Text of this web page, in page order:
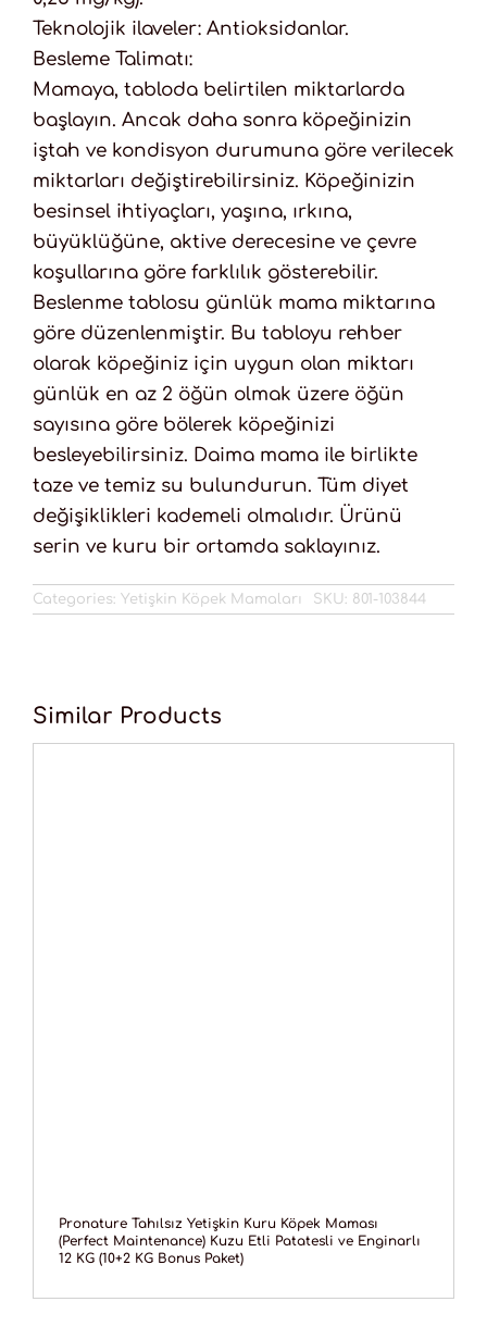
Teknolojik ilaveler: Antioksidanlar.
Besleme Talimatı:
Mamaya, tabloda belirtilen miktarlarda
başlayın. Ancak daha sonra köpeğinizin
iştah ve kondisyon durumuna göre verilecek
miktarları değiştirebilirsiniz. Köpeğinizin
besinsel ihtiyaçları, yaşına, ırkına,
büyüklüğüne, aktive derecesine ve çevre
koşullarına göre farklılık gösterebilir.
Beslenme tablosu günlük mama miktarına
göre düzenlenmiştir. Bu tabloyu rehber
olarak köpeğiniz için uygun olan miktarı
günlük en az 2 öğün olmak üzere öğün
sayısına göre bölerek köpeğinizi
besleyebilirsiniz. Daima mama ile birlikte
taze ve temiz su bulundurun. Tüm diyet
değişiklikleri kademeli olmalıdır. Ürünü
serin ve kuru bir ortamda saklayınız.
Categories: Yetişkin Köpek Mamaları SKU: 801-103844
Similar Products
Pronature Tahılsız Yetişkin Kuru Köpek Maması
(Perfect Maintenance) Kuzu Etli Patatesli ve Enginarlı
12 KG (10+2 KG Bonus Paket)